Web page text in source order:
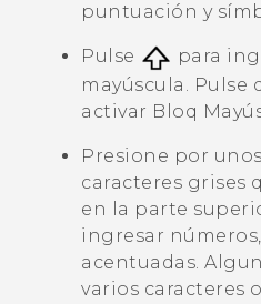
puntuación y
Pulse
para
mayúscula. Pulse
activar Bloq
Presione por
caracteres grises
en la parte
ingresar
acentuadas.
varios caracteres